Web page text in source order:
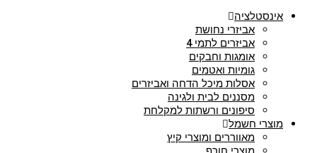
אינסטלציה
אביזרי נחושת
אביזרים לתמי 4
אומגות וחבקים
גומיות ואטמים
אסלות מיכל הדחה ואביזרים
מסננים לבית ולגינה
סיפונים ורשתות למקלחת
מוצרי חשמל
מאווררים ומוצרי קיץ